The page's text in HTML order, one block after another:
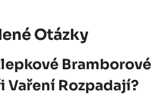
Otázky
Bramborové
Vaření Rozpadají?